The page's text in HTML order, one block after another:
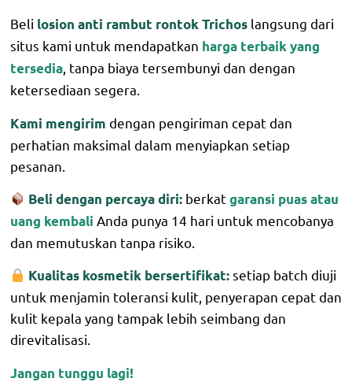
Beli losion anti rambut rontok Trichos langsung dari
situs kami untuk mendapatkan harga terbaik yang
tersedia, tanpa biaya tersembunyi dan dengan
ketersediaan segera.
Kami mengirim dengan pengiriman cepat dan
perhatian maksimal dalam menyiapkan setiap
pesanan.
Beli dengan percaya diri: berkatgaransi puas atau
uang kembali Anda punya 14 hari untuk mencobanya
dan memutuskan tanpa risiko.
Kualitas kosmetik bersertifikat:setiap batch diuji
untuk menjamin toleransi kulit, penyerapan cepat dan
kulit kepala yang tampak lebih seimbang dan
direvitalisasi.
Jangan tunggu lagi!